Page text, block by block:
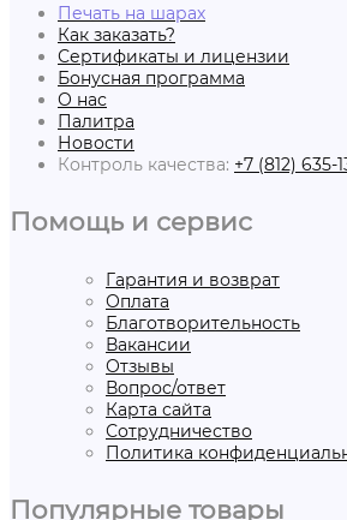
Печать на шарах
Как заказать?
Сертификаты и лицензии
Бонусная программа
О нас
Палитра
Новости
Контроль качества: +7 (812) 635-
Помощь и сервис
Гарантия и возврат
Оплата
Благотворительность
Вакансии
Отзывы
Вопрос/ответ
Карта сайта
Сотрудничество
Политика
Популярные товары